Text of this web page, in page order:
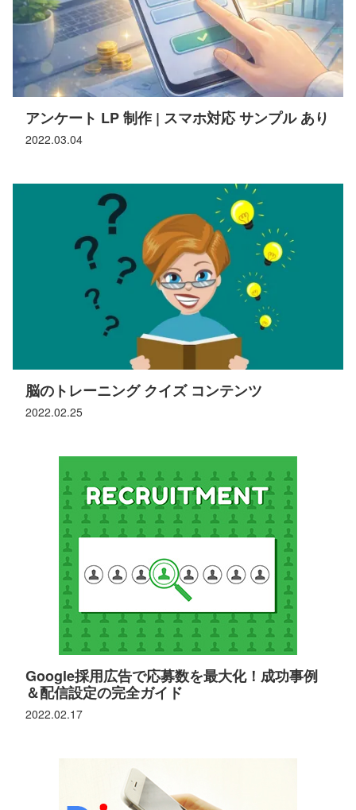
2022.03.04
アンケート LP 制作 | スマホ対応 サンプル あり
2022.02.25
脳のトレーニング クイズ コンテンツ
2022.02.17
Google採用広告で応募数を最大化！成功事例
＆配信設定の完全ガイド